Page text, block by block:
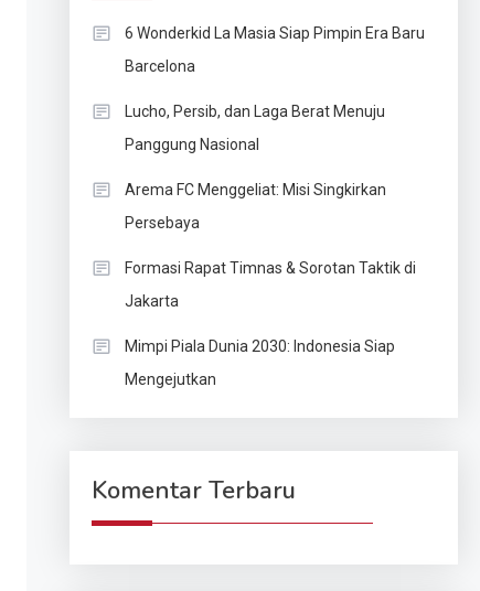
6 Wonderkid La Masia Siap Pimpin Era Baru
Barcelona
Lucho, Persib, dan Laga Berat Menuju
Panggung Nasional
Arema FC Menggeliat: Misi Singkirkan
Persebaya
Formasi Rapat Timnas & Sorotan Taktik di
Jakarta
Mimpi Piala Dunia 2030: Indonesia Siap
Mengejutkan
Komentar Terbaru